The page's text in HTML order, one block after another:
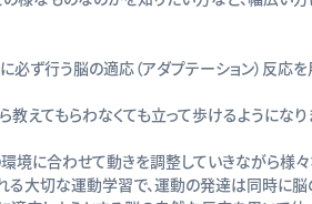
必ず行う脳の適応（アダプテーション）反応を
えてもらわなくても立って歩けるようになり
境に合わせて動きを調整していきながら様々
大切な運動学習で、運動の発達は同時に脳